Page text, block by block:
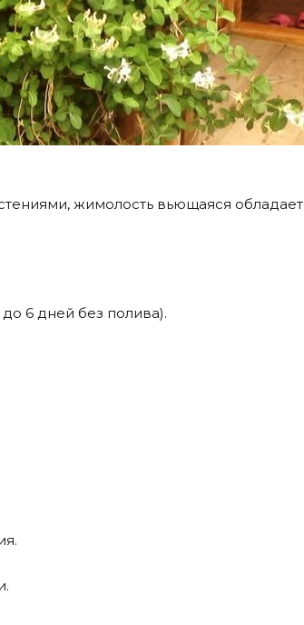
жимолость вьющаяся обладает
6 дней без полива).